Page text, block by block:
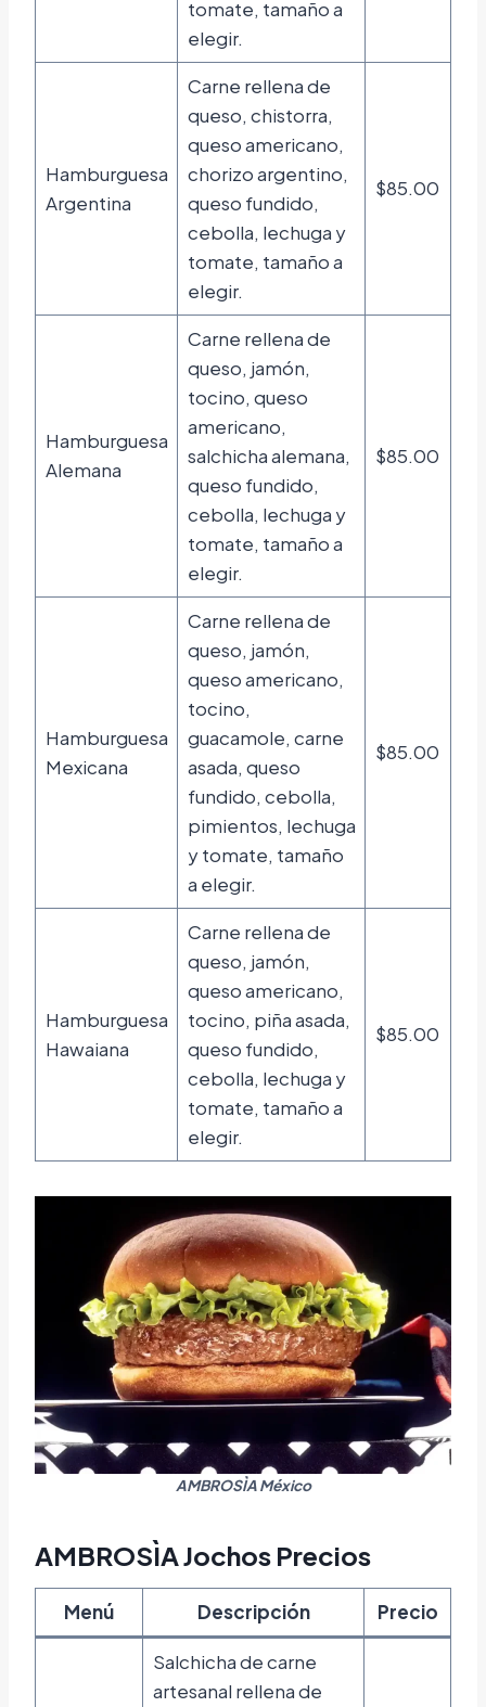
tomate, tamaño a
elegir.
Hamburguesa
Argentina
Carne rellena de
queso, chistorra,
queso americano,
chorizo argentino,
queso fundido,
cebolla, lechuga y
tomate, tamaño a
elegir.
$85.00
Hamburguesa
Alemana
Carne rellena de
queso, jamón,
tocino, queso
americano,
salchicha alemana,
queso fundido,
cebolla, lechuga y
tomate, tamaño a
elegir.
$85.00
Hamburguesa
Mexicana
Carne rellena de
queso, jamón,
queso americano,
tocino,
guacamole, carne
asada, queso
fundido, cebolla,
pimientos, lechuga
y tomate, tamaño
a elegir.
$85.00
Hamburguesa
Hawaiana
Carne rellena de
queso, jamón,
queso americano,
tocino, piña asada,
queso fundido,
cebolla, lechuga y
tomate, tamaño a
elegir.
$85.00
AMBROSÌA México
AMBROSÌA Jochos Precios
Menú Descripción Precio
Salchicha de carne
artesanal rellena de